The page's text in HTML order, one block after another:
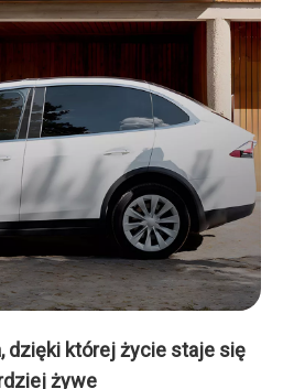
dzięki której życie staje się
żywe